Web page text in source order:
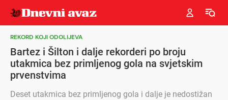
REKORD KOJI ODOLIJEVA
Bartez i Šilton i dalje rekorderi po broju
utakmica bez primljenog gola na svjetskim
prvenstvima
Deset utakmica bez primljenog gola i dalje je nedostižan